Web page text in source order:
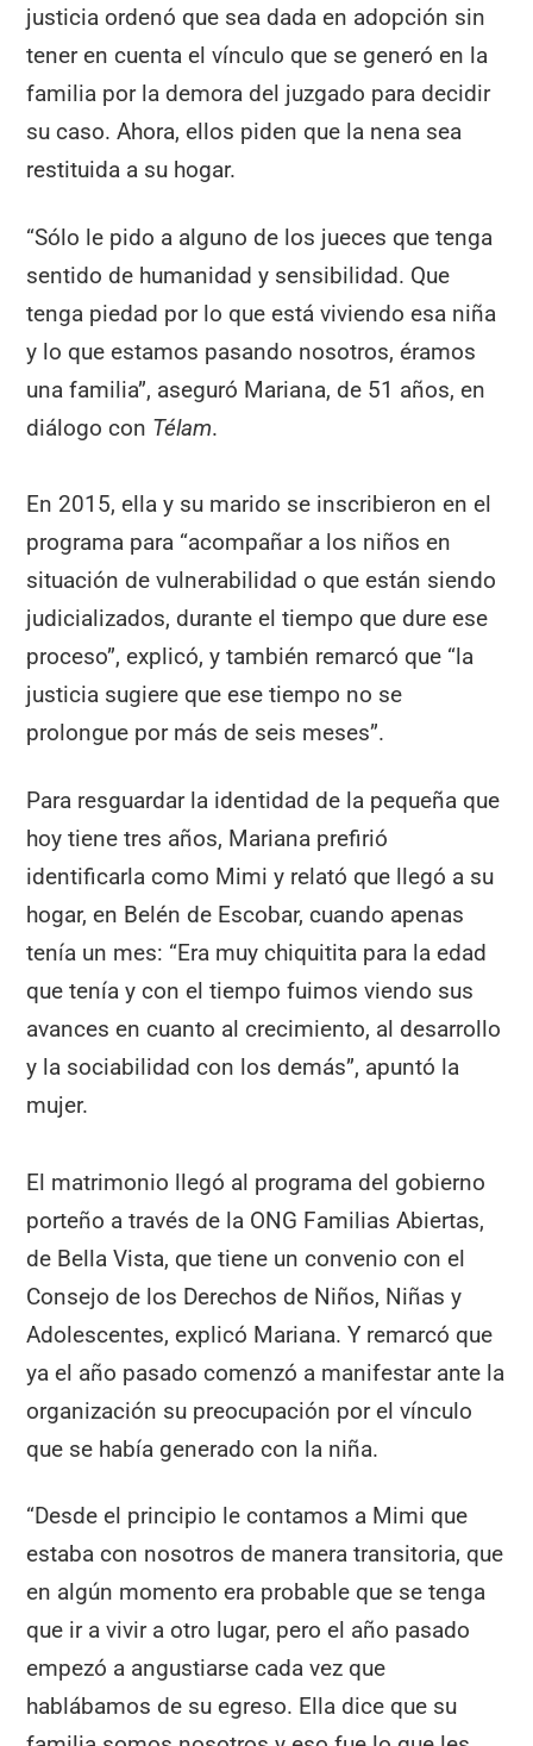
justicia ordenó que sea dada en adopción sin
tener en cuenta el vínculo que se generó en la
familia por la demora del juzgado para decidir
su caso. Ahora, ellos piden que la nena sea
restituida a su hogar.
“Sólo le pido a alguno de los jueces que tenga
sentido de humanidad y sensibilidad. Que
tenga piedad por lo que está viviendo esa niña
y lo que estamos pasando nosotros, éramos
una familia”, aseguró Mariana, de 51 años, en
diálogo con Télam.
En 2015, ella y su marido se inscribieron en el
programa para “acompañar a los niños en
situación de vulnerabilidad o que están siendo
judicializados, durante el tiempo que dure ese
proceso”, explicó, y también remarcó que “la
justicia sugiere que ese tiempo no se
prolongue por más de seis meses”.
Para resguardar la identidad de la pequeña que
hoy tiene tres años, Mariana prefirió
identificarla como Mimi y relató que llegó a su
hogar, en Belén de Escobar, cuando apenas
tenía un mes: “Era muy chiquitita para la edad
que tenía y con el tiempo fuimos viendo sus
avances en cuanto al crecimiento, al desarrollo
y la sociabilidad con los demás”, apuntó la
mujer.
El matrimonio llegó al programa del gobierno
porteño a través de la ONG Familias Abiertas,
de Bella Vista, que tiene un convenio con el
Consejo de los Derechos de Niños, Niñas y
Adolescentes, explicó Mariana. Y remarcó que
ya el año pasado comenzó a manifestar ante la
organización su preocupación por el vínculo
que se había generado con la niña.
“Desde el principio le contamos a Mimi que
estaba con nosotros de manera transitoria, que
en algún momento era probable que se tenga
que ir a vivir a otro lugar, pero el año pasado
empezó a angustiarse cada vez que
hablábamos de su egreso. Ella dice que su